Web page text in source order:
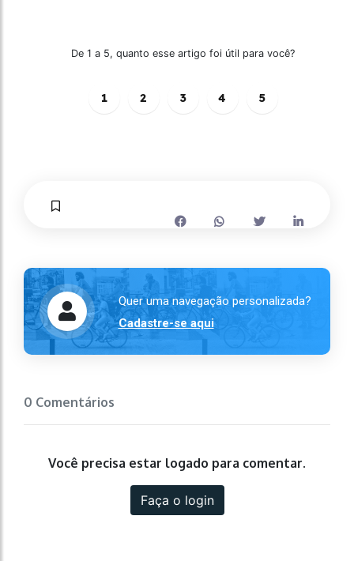
De 1 a 5, quanto esse artigo foi útil para você?
1 2 3 4 5
Quer uma navegação personalizada?
Cadastre-se aqui
0 Comentários
Você precisa estar logado para comentar.
Faça o login